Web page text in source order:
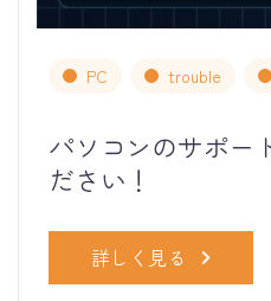
PC trouble
パソコンのサポー
ださい！
詳しく見る